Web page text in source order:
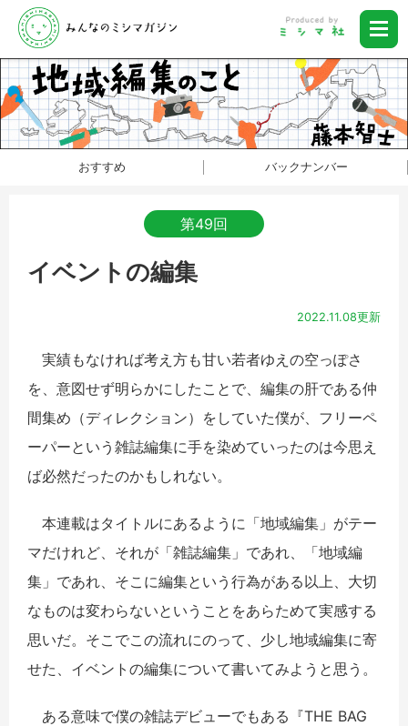
おすすめ バックナンバー
第49回
イベントの編集
2022.11.08更新
実績もなければ考え方も甘い若者ゆえの空っぽさ
を、意図せず明らかにしたことで、編集の肝である仲
間集め（ディレクション）をしていた僕が、フリーペ
ーパーという雑誌編集に手を染めていったのは今思え
ば必然だったのかもしれない。
本連載はタイトルにあるように「地域編集」がテー
マだけれど、それが「雑誌編集」であれ、「地域編
集」であれ、そこに編集という行為がある以上、大切
なものは変わらないということをあらためて実感する
思いだ。そこでこの流れにのって、少し地域編集に寄
せた、イベントの編集について書いてみようと思う。
ある意味で僕の雑誌デビューでもある『THE BAG